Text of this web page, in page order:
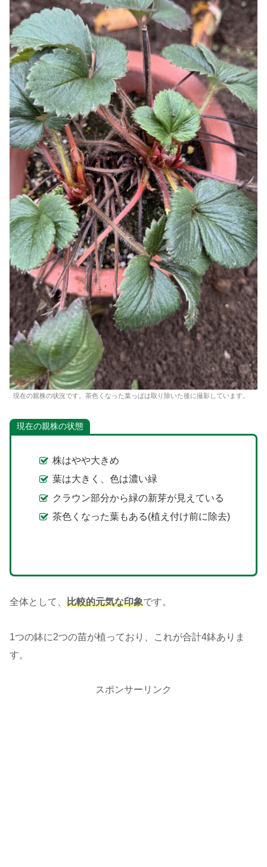
現在の親株の状況です。茶色くなった葉っぱは取り除いた後に撮影しています。
現在の親株の状態
株はやや大きめ
葉は大きく、色は濃い緑
クラウン部分から緑の新芽が見えている
茶色くなった葉もある(植え付け前に除去)
全体として、 比較的元気な印象です。
1つの鉢に2つの苗が植っており、これが合計4鉢ありま
す。
スポンサーリンク